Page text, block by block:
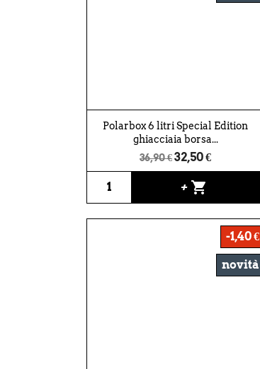
Polarbox 6 litri Special Edition
ghiacciaia borsa...
36,90 €32,50 €
+ shopping_cart
-1,40 €
novità